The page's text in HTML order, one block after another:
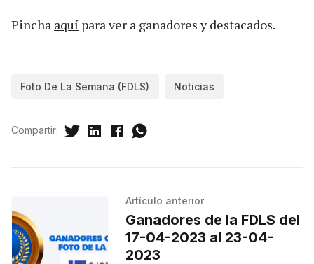
Pincha aquí para ver a ganadores y destacados.
Foto De La Semana (FDLS) Noticias
Compartir:
Artículo anterior
Ganadores de la FDLS del
17-04-2023 al 23-04-
2023